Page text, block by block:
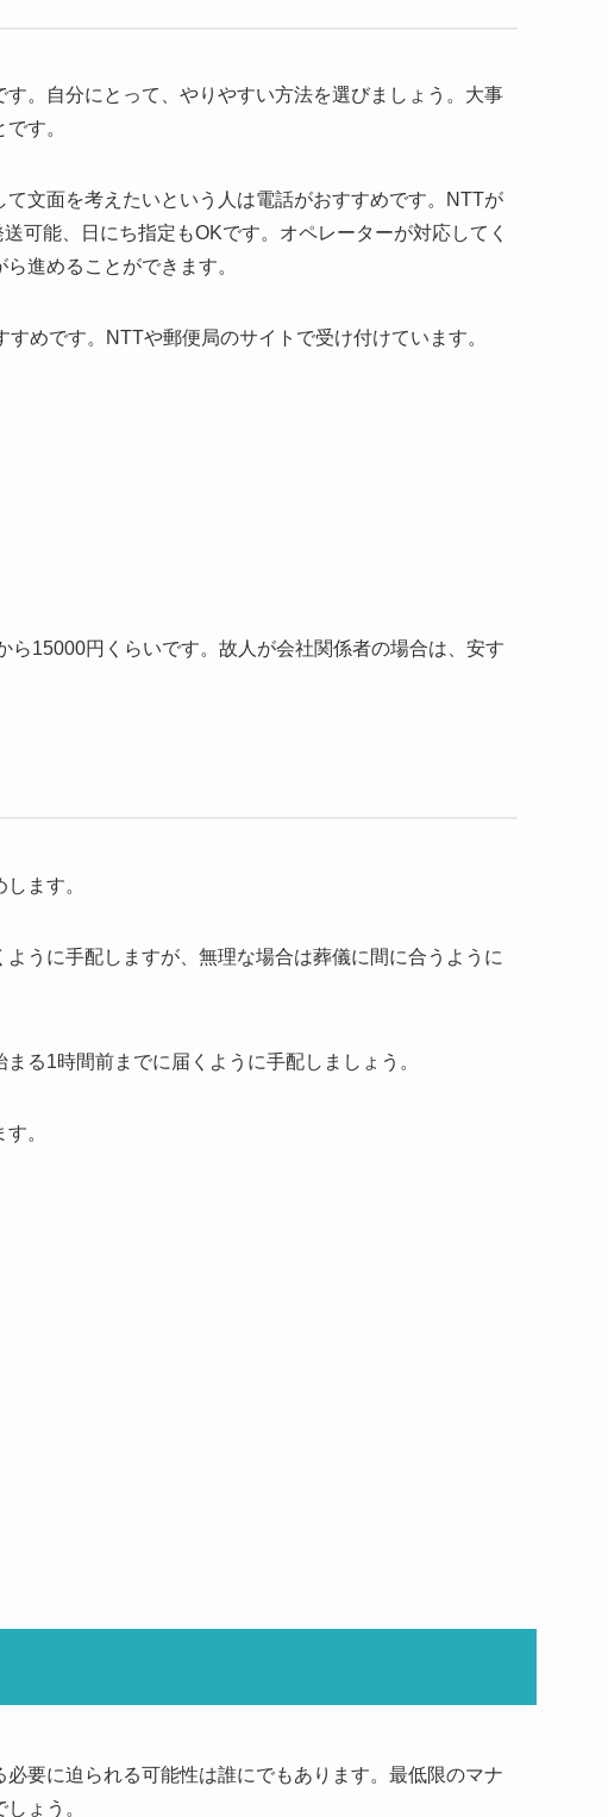
。自分にとって、やりやすい方法を選びましょう。大事
す。
文面を考えたいという人は電話がおすすめです。NTTが
可能、日にち指定もOKです。オペレーターが対応してく
進めることができます。
めです。NTTや郵便局のサイトで受け付けています。
15000円くらいです。故人が会社関係者の場合は、安す
ます。
うに手配しますが、無理な場合は葬儀に間に合うように
る1時間前までに届くように手配しましょう。
。
要に迫られる可能性は誰にでもあります。最低限のマナ
ょう。